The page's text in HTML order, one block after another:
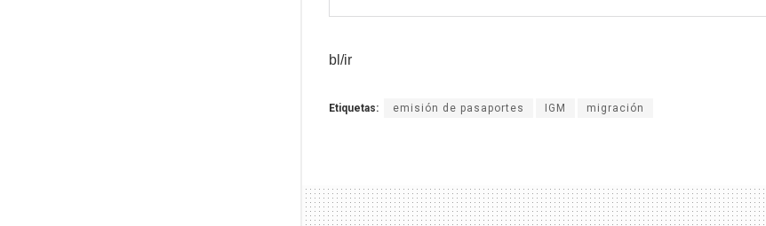
bl/ir
Etiquetas: emisión de pasaportes IGM migración